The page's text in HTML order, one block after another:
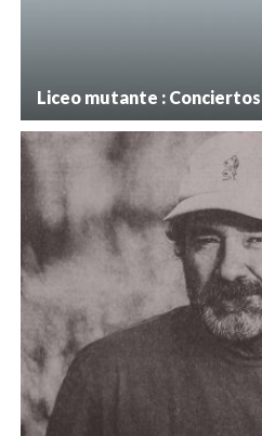
Liceo mutante : Conciertos